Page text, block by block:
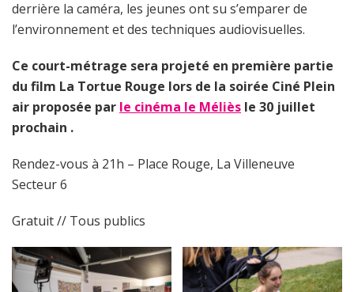
derrière la caméra, les jeunes ont su s’emparer de
l’environnement et des techniques audiovisuelles.
Ce court-métrage sera projeté en première partie
du film La Tortue Rouge lors de la soirée Ciné Plein
air proposée par le cinéma le Méliès le 30 juillet
prochain .
Rendez-vous à 21h – Place Rouge, La Villeneuve
Secteur 6
Gratuit // Tous publics